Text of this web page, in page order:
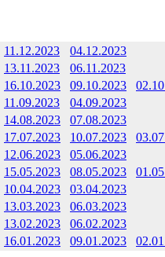
11.12.2023
04.12.2023
13.11.2023
06.11.2023
16.10.2023 09.10.2023
11.09.2023
04.09.2023
14.08.2023
07.08.2023
17.07.2023 10.07.2023
12.06.2023
05.06.2023
15.05.2023 08.05.2023
10.04.2023
03.04.2023
13.03.2023
06.03.2023
13.02.2023
06.02.2023
16.01.2023 09.01.2023